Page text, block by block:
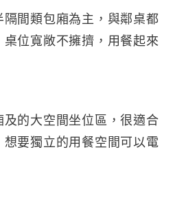
間類包廂為主，與鄰桌都
位寬敞不擁擠，用餐起來
的大空間坐位區，很適合
要獨立的用餐空間可以電